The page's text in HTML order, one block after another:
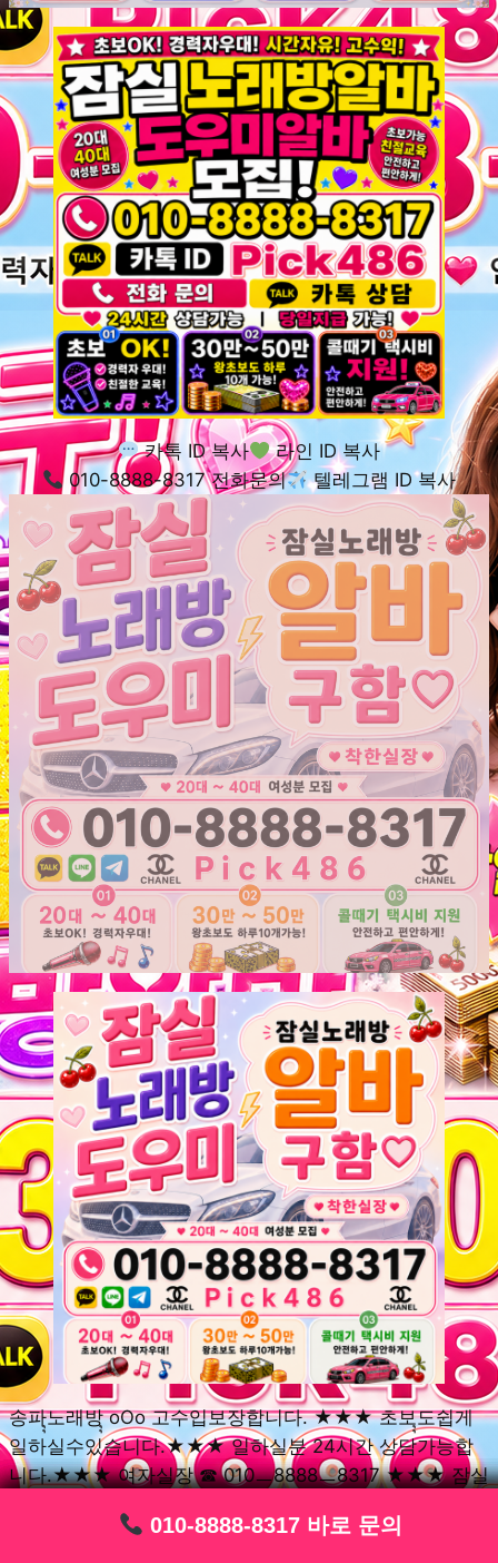
010-8888-8317 바로 문의
010-8888-8317 바로 문의
010-8888-8317 바로 문의
010-8888-8317 바로 문의
010-8888-8317 바로 문의
010-8888-8317 바로 문의
카톡 ID 복사
라인 ID 복사
010-8888-8317 전화문의
텔레그램 ID 복사
송파ุุ노래방ุุ oOo 고수입보장합니다. ★★★ 초보ุุ도쉽게
일하실수있습니다.★★★ 일하실분 24시간 상담가능합
니다.★★★ 여자실장 ☎ 010ㅡ8888ㅡ8317 ★★★ 잠실
요. 여성ㅣุุ알바ุุㅣ여기 신천동ุุ노래방ุุ ◞✿ 풍납동ุุ노래방ุุ
010-8888-8317 바로 문의
010-8888-8317 바로 문의
010-8888-8317 바로 문의